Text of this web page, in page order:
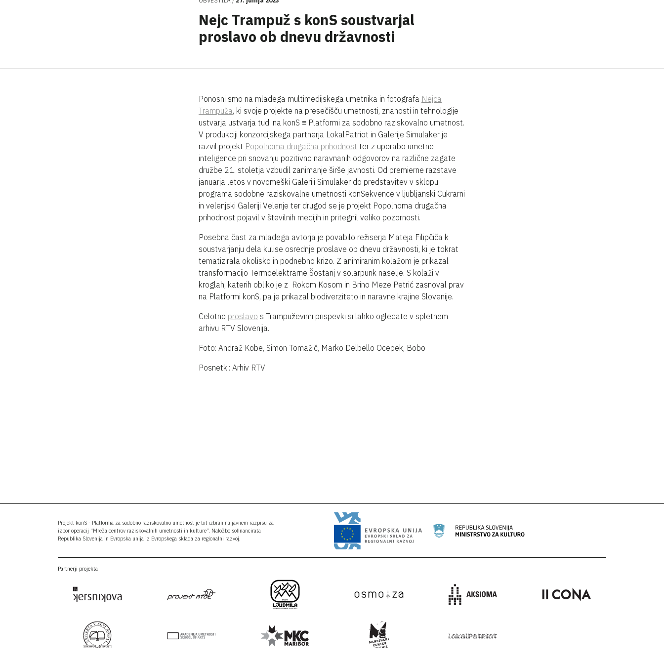
Nejc Trampuž s konS soustvarjal
proslavo ob dnevu državnosti
Ponosni smo na mladega multimedijskega umetnika in fotografa Nejca
Trampuža, ki svoje projekte na presečišču umetnosti, znanosti in tehnologije
ustvarja ustvarja tudi na konS ≡ Platformi za sodobno raziskovalno umetnost.
V produkciji konzorcijskega partnerja LokalPatriot in Galerije Simulaker je
razvil projekt Popolnoma drugačna prihodnost ter z uporabo umetne
inteligence pri snovanju pozitivno naravnanih odgovorov na različne zagate
družbe 21. stoletja vzbudil zanimanje širše javnosti. Od premierne razstave
januarja letos v novomeški Galeriji Simulaker do predstavitev v sklopu
programa sodobne raziskovalne umetnosti konSekvence v ljubljanski Cukrarni
in velenjski Galeriji Velenje ter drugod se je projekt Popolnoma drugačna
prihodnost pojavil v številnih medijih in pritegnil veliko pozornosti.
Posebna čast za mladega avtorja je povabilo režiserja Mateja Filipčiča k
soustvarjanju dela kulise osrednje proslave ob dnevu državnosti, ki je tokrat
tematizirala okolisko in podnebno krizo. Z animiranim kolažom je prikazal
transformacijo Termoelektrarne Šostanj v solarpunk naselje. S kolaži v
kroglah, katerih obliko je z Rokom Kosom in Brino Meze Petrić zasnoval prav
na Platformi konS, pa je prikazal biodiverziteto in naravne krajine Slovenije.
Celotno proslavo s Trampuževimi prispevki si lahko ogledate v spletnem
arhivu RTV Slovenija.
Foto: Andraž Kobe, Simon Tomažič, Marko Delbello Ocepek, Bobo
Posnetki: Arhiv RTV
Projekt konS - Platforma za sodobno raziskovalno umetnost je bil izbran na javnem razpisu za
izbor operacij “Mreža centrov raziskovalnih umetnosti in kulture”. Naložbo sofinancirata
Republika Slovenija in Evropska unija iz Evropskega sklada za regionalni razvoj.
Partnerji projekta